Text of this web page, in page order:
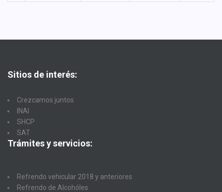
Sitios de interés:
Crezcamos juntos
INAI
SHCP
SAT
Trámites y servicios:
Refrendo vehicular 2018 y anteriores
Refrendo de Alcohóles